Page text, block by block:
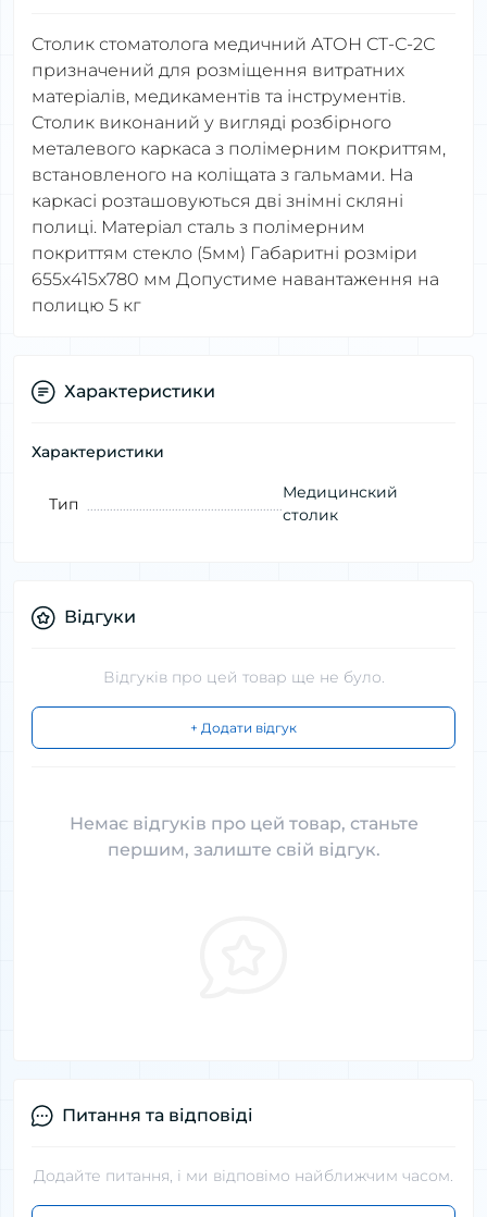
Столик стоматолога медичний АТОН СТ-С-2С
призначений для розміщення витратних
матеріалів, медикаментів та інструментів.
Столик виконаний у вигляді розбірного
металевого каркаса з полімерним покриттям,
встановленого на коліщата з гальмами. На
каркасі розташовуються дві знімні скляні
полиці. Матеріал сталь з полімерним
покриттям стекло (5мм) Габаритні розміри
655х415х780 мм Допустиме навантаження на
полицю 5 кг
Характеристики
Характеристики
Тип
Медицинский
столик
Відгуки
Відгуків про цей товар ще не було.
+ Додати відгук
Немає відгуків про цей товар, станьте
першим, залиште свій відгук.
Питання та відповіді
Додайте питання, і ми відповімо найближчим часом.